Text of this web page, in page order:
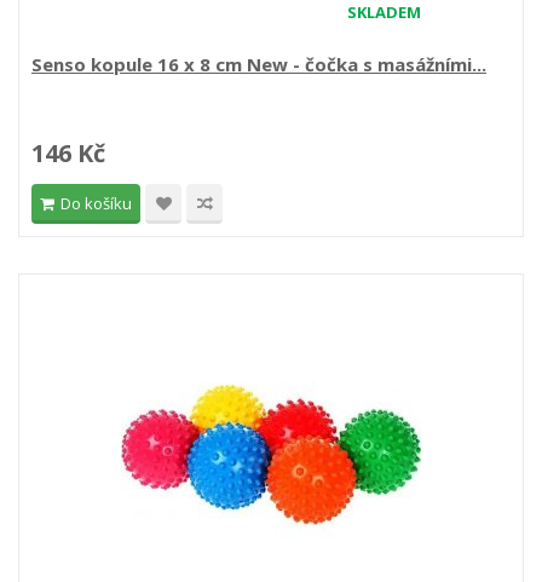
SKLADEM
Senso kopule 16 x 8 cm New - čočka s masážními...
146 Kč
Do košíku